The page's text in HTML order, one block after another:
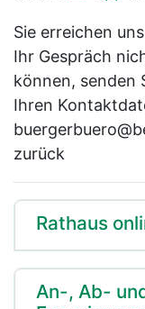
Sie erreichen
Ihr Gespräch
können, senden
Ihren
zurück
Rathaus
An-, Ab-